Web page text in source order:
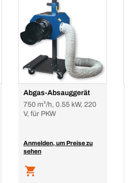
Abgas-Absauggerät
750 m³/h, 0.55 kW, 220
V, für PKW
Anmelden, um Preise zu
sehen